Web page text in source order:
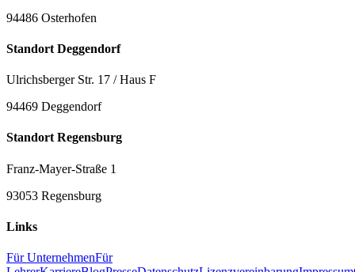
94486 Osterhofen
Standort Deggendorf
Ulrichsberger Str. 17 / Haus F
94469 Deggendorf
Standort Regensburg
Franz-Mayer-Straße 1
93053 Regensburg
Links
Für UnternehmenFür